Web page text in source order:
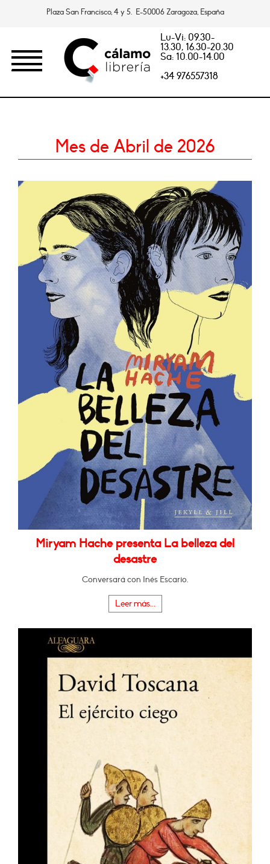
Plaza San Francisco, 4 y 5. E-50006 Zaragoza, España
Lu-Vi: 09.30-
13.30, 16.30-20.30
Sa: 10.00-14.00
+34 976557318
Mes de Abril de 2026
Miryam Hache presenta La belleza del
desastre
Conversará con Inés Escario.
Leer más...